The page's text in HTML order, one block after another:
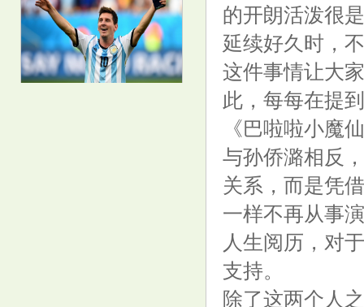
的开朗活泼很
延续好久时，
这件事情让大
此，每每在提
《巴啦啦小魔
与孙侨潞相反
关系，而是凭
一样不再从事
人生阅历，对
支持。
除了这两个人